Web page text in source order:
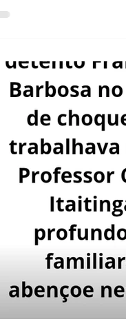
dos agentes da